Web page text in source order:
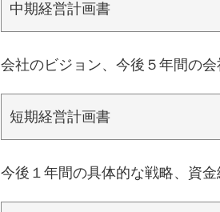
中期経営計画書
会社のビジョン、今後５年間の会
短期経営計画書
今後１年間の具体的な戦略、資金